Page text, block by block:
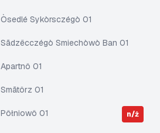
Òsedlé Sykòrsczégò 01
Sãdzëcczégò Smiechòwò Ban 01
Apartnô 01
Smãtôrz 01
Pôłniowô 01 n/ż